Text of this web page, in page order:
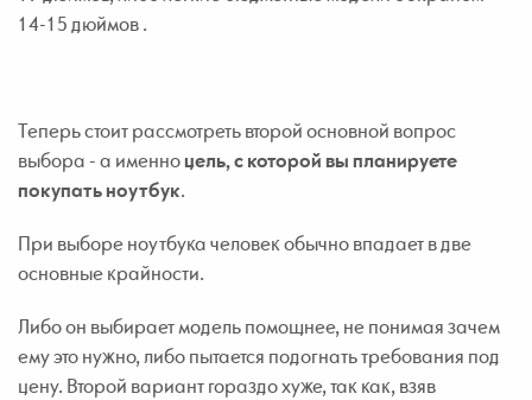
14-15 дюймов .
Теперь стоит рассмотреть второй основной вопрос
выбора - а именноцель, с которой вы планируете
покупать ноутбук.
При выборе ноутбука человек обычно впадает в две
основные крайности.
Либо он выбирает модель помощнее, не понимая зачем
ему это нужно, либо пытается подогнать требования под
цену. Второй вариант гораздо хуже, так как, взяв